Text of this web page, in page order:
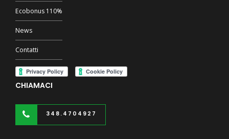
Ecobonus 110%
News
Contatti
CHIAMACI
348.4704927